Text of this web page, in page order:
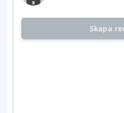
Skapa